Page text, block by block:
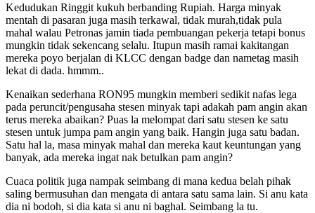
Kedudukan Ringgit kukuh berbanding Rupiah. Harga minyak
mentah di pasaran juga masih terkawal, tidak murah,tidak pula
mahal walau Petronas jamin tiada pembuangan pekerja tetapi bonus
mungkin tidak sekencang selalu. Itupun masih ramai kakitangan
mereka poyo berjalan di KLCC dengan badge dan nametag masih
lekat di dada. hmmm..
Kenaikan sederhana RON95 mungkin memberi sedikit nafas lega
pada peruncit/pengusaha stesen minyak tapi adakah pam angin akan
terus mereka abaikan? Puas la melompat dari satu stesen ke satu
stesen untuk jumpa pam angin yang baik. Hangin juga satu badan.
Satu hal la, masa minyak mahal dan mereka kaut keuntungan yang
banyak, ada mereka ingat nak betulkan pam angin?
Cuaca politik juga nampak seimbang di mana kedua belah pihak
saling bermusuhan dan mengata di antara satu sama lain. Si anu kata
dia ni bodoh, si dia kata si anu ni baghal. Seimbang la tu.